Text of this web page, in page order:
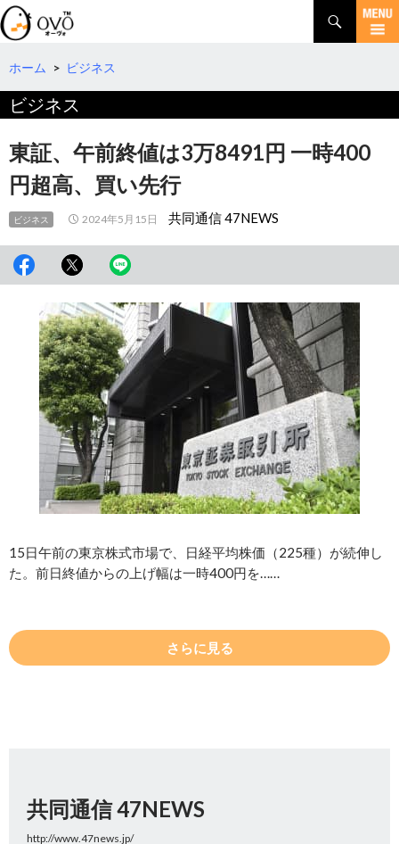
検
索
コ
テ
へ
移
動
ホーム > ビジネス
ビジネス
東証、午前終値は3万8491円 一時400
円超高、買い先行
ビジネス 2024年5月15日 共同通信 47NEWS
15日午前の東京株式市場で、日経平均株価（225種）が続伸し
た。前日終値からの上げ幅は一時400円を……
さらに見る
共同通信 47NEWS
http://www.47news.jp/